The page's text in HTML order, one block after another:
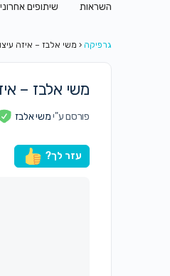
השראות שיתופים
גרפיקה ‹ משי אלבז – איזה
משי אלבז –
פורסם ע"ימשי אלבז
עזר לך?